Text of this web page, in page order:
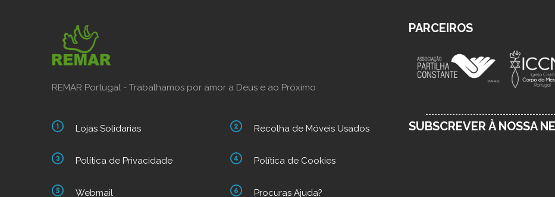
REMAR Portugal - Trabalhamos por amor a Deus e ao Próximo
Lojas Solidarias
Política de Privacidade
Webmail
Recolha de Móveis Usados
Política de Cookies
Procuras Ajuda?
PARCEIROS
SUBSCREVER À NOSSA